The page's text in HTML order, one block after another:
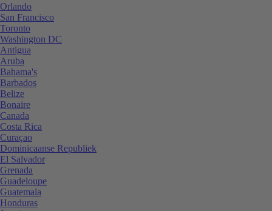
Orlando
San Francisco
Toronto
Washington DC
Antigua
Aruba
Bahama's
Barbados
Belize
Bonaire
Canada
Costa Rica
Curaçao
Dominicaanse Republiek
El Salvador
Grenada
Guadeloupe
Guatemala
Honduras